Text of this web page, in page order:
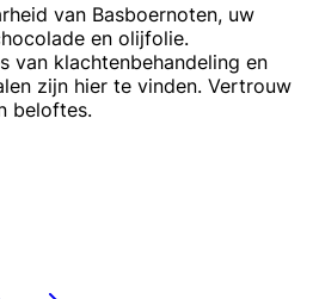
van Basboernoten, uw
en olijfolie.
van klachtenbehandeling en
zijn hier te vinden. Vertrouw
beloftes.